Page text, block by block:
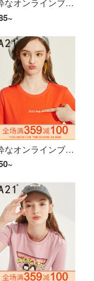
純粋なオンラインブランドA 21夏には、2020レディ・スーフファッション百合女上着を着用しています。ゆったりとした丸首が肩に落ちます。半袖の学生TシャッツF 42231058特白M
純粋なオンラインブランドA 21夏に、2020レディ・スーフ・シンプル女性Tシャ・アルファベットプリントの女性Tシャツを新着しました。学生F 02231028新鮮なオレンジの155/80 A/S